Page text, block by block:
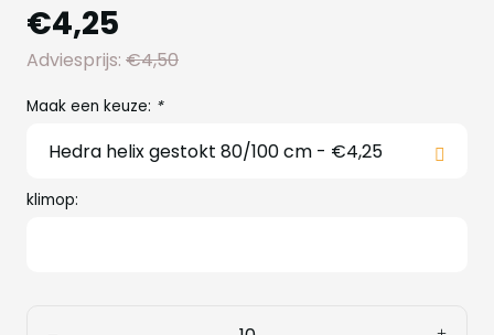
€4,25
Adviesprijs: €4,50
Maak een keuze: *
klimop: